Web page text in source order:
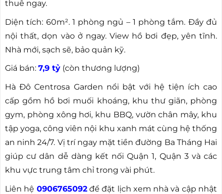
thuê ngay.
Diện tích: 60m². 1 phòng ngủ – 1 phòng tắm. Đầy đủ
nội thất, dọn vào ở ngay. View hồ bơi đẹp, yên tĩnh.
Nhà mới, sạch sẽ, bảo quản kỹ.
Giá bán: 7,9 tỷ (còn thương lượng)
Hà Đô Centrosa Garden nổi bật với hệ tiện ích cao
cấp gồm hồ bơi muối khoáng, khu thư giãn, phòng
gym, phòng xông hơi, khu BBQ, vườn chân mây, khu
tập yoga, công viên nội khu xanh mát cùng hệ thống
an ninh 24/7. Vị trí ngay mặt tiền đường Ba Tháng Hai
giúp cư dân dễ dàng kết nối Quận 1, Quận 3 và các
khu vực trung tâm chỉ trong vài phút.
Liên hệ 0906765092để đặt lịch xem nhà và cập nhật